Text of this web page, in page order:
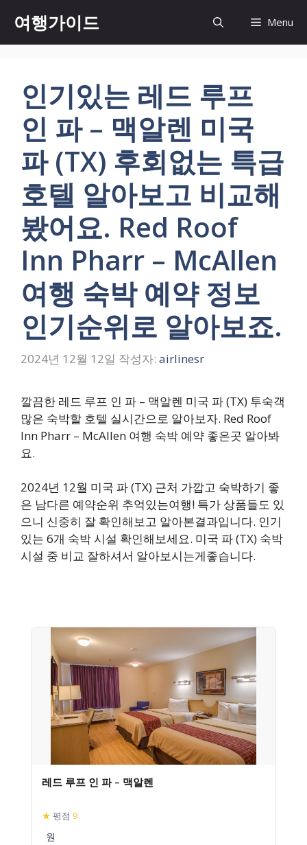
츠
여행가이드 Menu
인기있는 레드 루프
인 파 – 맥알렌 미국
파 (TX) 후회없는 특급
호텔 알아보고 비교해
봤어요. Red Roof
Inn Pharr – McAllen
여행 숙박 예약 정보
인기순위로 알아보죠.
2024년 12월 12일 작성자: airlinesr
깔끔한 레드 루프 인 파 – 맥알렌 미국 파 (TX) 투숙객
많은 숙박할 호텔 실시간으로 알아보자. Red Roof
Inn Pharr – McAllen 여행 숙박 예약 좋은곳 알아봐
요.
2024년 12월 미국 파 (TX) 근처 가깝고 숙박하기 좋
은 남다른 예약순위 추억있는여행! 특가 상품들도 있
으니 신중히 잘 확인해보고 알아본결과입니다. 인기
있는 6개 숙박 시설 확인해보세요. 미국 파 (TX) 숙박
시설 중 비교 잘하셔서 알아보시는게좋습니다.
레드 루프 인 파 – 맥알렌
★ 평점 9